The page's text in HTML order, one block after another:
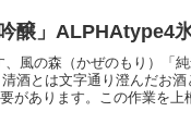
醸」ALPHAtype4
風の森（かぜのもり）「純
酒とは文字通り澄んだお酒
があります。この作業を上